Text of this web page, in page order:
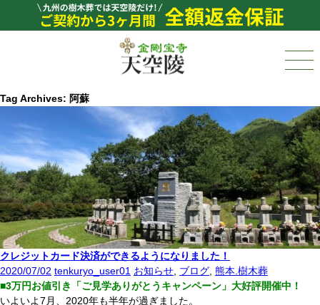
Tag Archives: 阿蘇
クレジットカード決済ができるようになりました！
2020/07/02 tenkuryo_user01 お知らせ, ブログ, 熊本.樹木葬
■3万円お値引き「ご見学ありがとうキャンペーン」大好評開催中！
いよいよ7月、2020年も半年が過ぎました。